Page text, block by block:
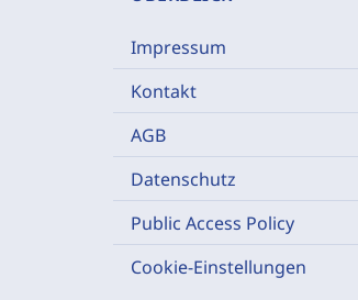
Impressum
Kontakt
AGB
Datenschutz
Public Access Policy
Cookie-Einstellungen